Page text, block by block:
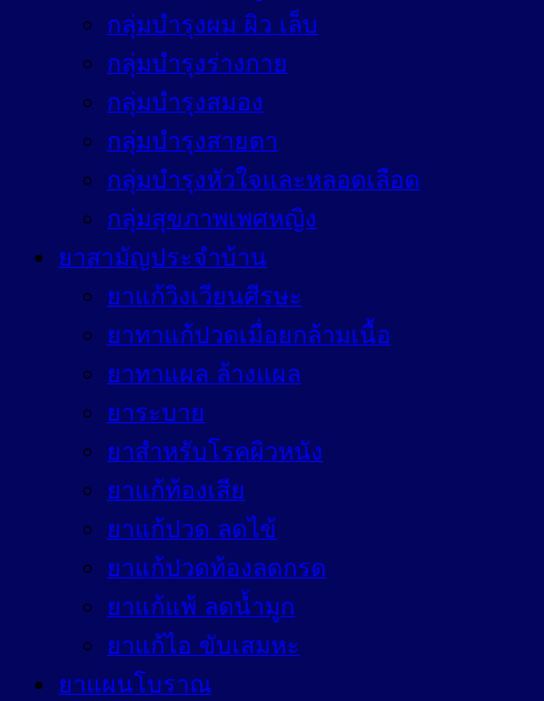
กลุ่มบำรุงผม ผิว เล็บ
กลุ่มบำรุงร่างกาย
กลุ่มบำรุงสมอง
กลุ่มบำรุงสายตา
กลุ่มบำรุงหัวใจและหลอดเลือด
กลุ่มสุขภาพเพศหญิง
ยาสามัญประจำบ้าน
ยาแก้วิงเวียนศีรษะ
ยาทาแก้ปวดเมื่อยกล้ามเนื้อ
ยาทาแผล ล้างแผล
ยาระบาย
ยาสำหรับโรคผิวหนัง
ยาแก้ท้องเสีย
ยาแก้ปวด ลดไข้
ยาแก้ปวดท้องลดกรด
ยาแก้แพ้ ลดน้ำมูก
ยาแก้ไอ ขับเสมหะ
ยาแผนโบราณ